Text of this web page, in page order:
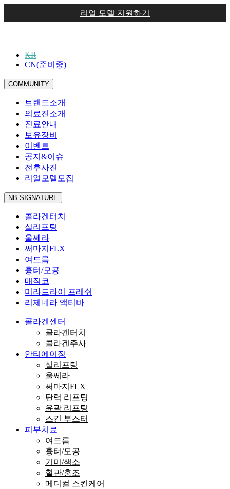
리얼 모델 지원하기
KR
CN(준비중)
COMMUNITY
브랜드소개
의료진소개
진료안내
보유장비
이벤트
공지&이슈
전후사진
리얼모델모집
NB SIGNATURE
콜라겐터치
실리프팅
울쎄라
써마지FLX
여드름
흉터/모공
매직코
미라드라이 프레쉬
리제네라 액티바
콜라겐센터
콜라겐터치
콜라겐주사
안티에이징
실리프팅
울쎄라
써마지FLX
탄력 리프팅
윤곽 리프팅
스킨 부스터
피부치료
여드름
흉터/모공
기미/색소
혈관/홍조
메디컬 스킨케어